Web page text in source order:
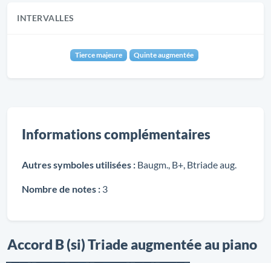
INTERVALLES
Tierce majeure Quinte augmentée
Informations complémentaires
Autres symboles utilisées : Baugm., B+, Btriade aug.
Nombre de notes : 3
Accord B (si) Triade augmentée au piano